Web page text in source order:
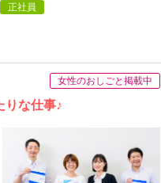
正社員
女性のおしごと掲載中
りな仕事♪